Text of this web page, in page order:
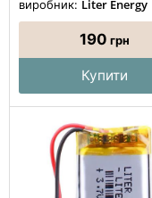
виробник: Liter Energy
190 грн
Купити